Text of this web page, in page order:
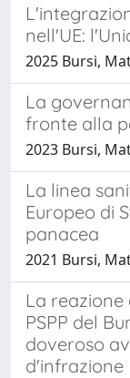
nell'UE:
2025 Bursi,
La
fronte alla
2023 Bursi,
La linea
Europeo di
panacea
2021 Bursi,
La
PSPP del
doveroso
d'infrazione